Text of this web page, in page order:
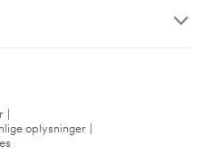
oplysninger